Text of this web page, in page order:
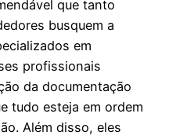
que tanto
busquem a
em
profissionais
da documentação
tudo esteja em ordem
Além disso, eles